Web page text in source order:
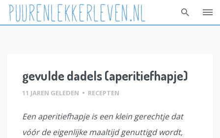
gevulde dadels (aperitiefhapje)
11 JAREN GELEDEN • RECEPTEN
Een aperitiefhapje is een klein gerechtje dat
vóór de eigenlijke maaltijd genuttigd wordt,